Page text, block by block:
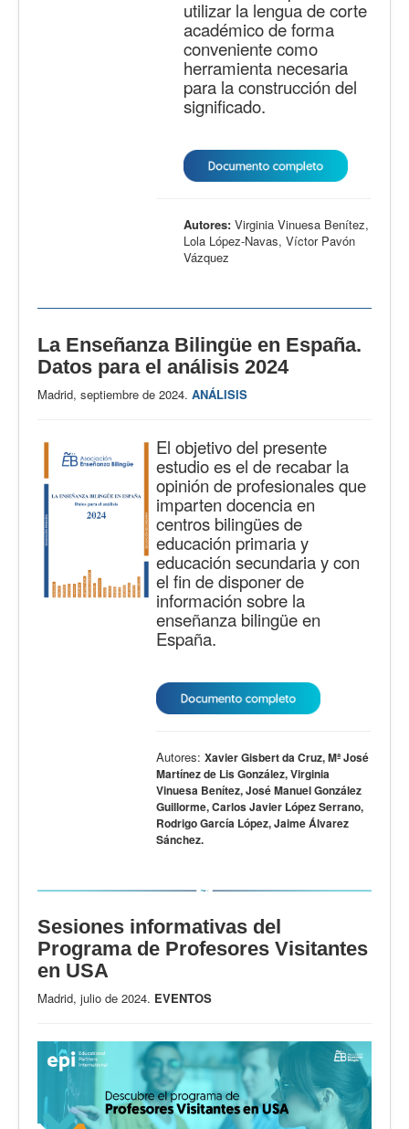
utilizar la lengua de corte
académico de forma
conveniente como
herramienta necesaria
para la construcción del
significado.
Autores: Virginia Vinuesa Benítez,
Lola López-Navas, Víctor Pavón
Vázquez
La Enseñanza Bilingüe en España.
Datos para el análisis 2024
Madrid, septiembre de 2024. ANÁLISIS
El objetivo del presente
estudio es el de recabar la
opinión de profesionales que
imparten docencia en
centros bilingües de
educación primaria y
educación secundaria y con
el fin de disponer de
información sobre la
enseñanza bilingüe en
España.
Autores: Xavier Gisbert da Cruz, Mª José
Martínez de Lis González, Virginia
Vinuesa Benítez, José Manuel González
Guillorme, Carlos Javier López Serrano,
Rodrigo García López, Jaime Álvarez
Sánchez.
Sesiones informativas del
Programa de Profesores Visitantes
en USA
Madrid, julio de 2024. EVENTOS